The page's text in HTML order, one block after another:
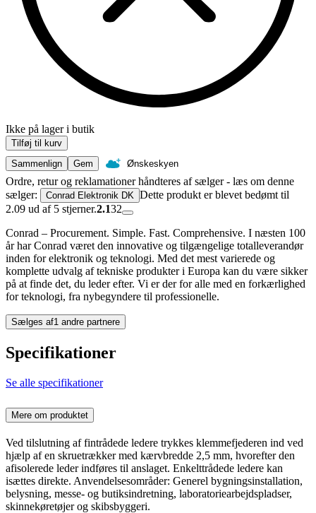
Ikke på lager i butik
Tilføj til kurv
Sammenlign
Gem Ønskeskyen
Ordre, retur og reklamationer håndteres af sælger - læs om denne
sælger:
Conrad Elektronik DK Dette produkt er blevet bedømt til
2.09 ud af 5 stjerner.2.132
Conrad – Procurement. Simple. Fast. Comprehensive. I næsten 100
år har Conrad været den innovative og tilgængelige totalleverandør
inden for elektronik og teknologi. Med det mest varierede og
komplette udvalg af tekniske produkter i Europa kan du være sikker
på at finde det, du leder efter. Vi er der for alle med en forkærlighed
for teknologi, fra nybegyndere til professionelle.
Sælges af1 andre partnere
Specifikationer
Se alle specifikationer
Mere om produktet
Ved tilslutning af fintrådede ledere trykkes klemmefjederen ind ved
hjælp af en skruetrækker med kærvbredde 2,5 mm, hvorefter den
afisolerede leder indføres til anslaget. Enkelttrådede ledere kan
isættes direkte. Anvendelsesområder: Generel bygningsinstallation,
belysning, messe- og butiksindretning, laboratoriearbejdspladser,
skinnekøretøjer og skibsbyggeri.